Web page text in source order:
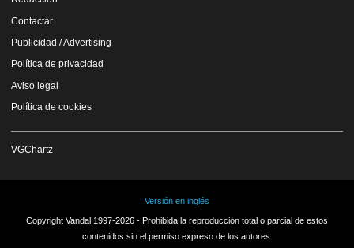
Contactar
Publicidad / Advertising
Política de privacidad
Aviso legal
Política de cookies
VGChartz
Versión en inglés
Copyright Vandal 1997-2026 - Prohibida la reproducción total o parcial de estos
contenidos sin el permiso expreso de los autores.